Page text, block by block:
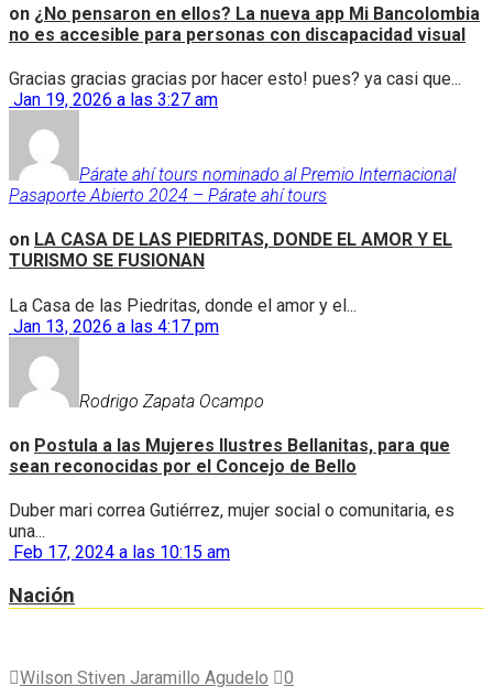
on ¿No pensaron en ellos? La nueva app Mi Bancolombia
no es accesible para personas con discapacidad visual
Gracias gracias gracias por hacer esto! pues? ya casi que...
Jan 19, 2026 a las 3:27 am
Párate ahí tours nominado al Premio Internacional
Pasaporte Abierto 2024 – Párate ahí tours
on LA CASA DE LAS PIEDRITAS, DONDE EL AMOR Y EL
TURISMO SE FUSIONAN
La Casa de las Piedritas, donde el amor y el...
Jan 13, 2026 a las 4:17 pm
Rodrigo Zapata Ocampo
on Postula a las Mujeres Ilustres Bellanitas, para que
sean reconocidas por el Concejo de Bello
Duber mari correa Gutiérrez, mujer social o comunitaria, es
una...
Feb 17, 2024 a las 10:15 am
Nación
Wilson Stiven Jaramillo Agudelo 0